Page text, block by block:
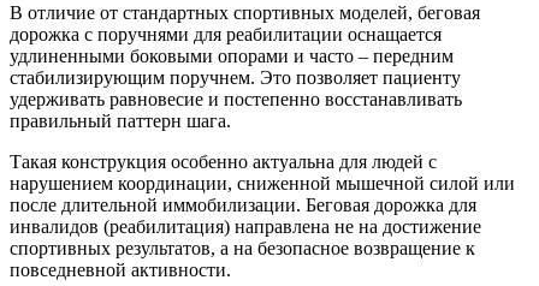
В отличие от стандартных спортивных моделей, беговая
дорожка с поручнями для реабилитации оснащается
удлиненными боковыми опорами и часто – передним
стабилизирующим поручнем. Это позволяет пациенту
удерживать равновесие и постепенно восстанавливать
правильный паттерн шага.
Такая конструкция особенно актуальна для людей с
нарушением координации, сниженной мышечной силой или
после длительной иммобилизации. Беговая дорожка для
инвалидов (реабилитация) направлена не на достижение
спортивных результатов, а на безопасное возвращение к
повседневной активности.